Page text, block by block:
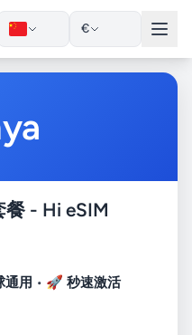
€
- Hi eSIM
通用 • 🚀 秒速激活